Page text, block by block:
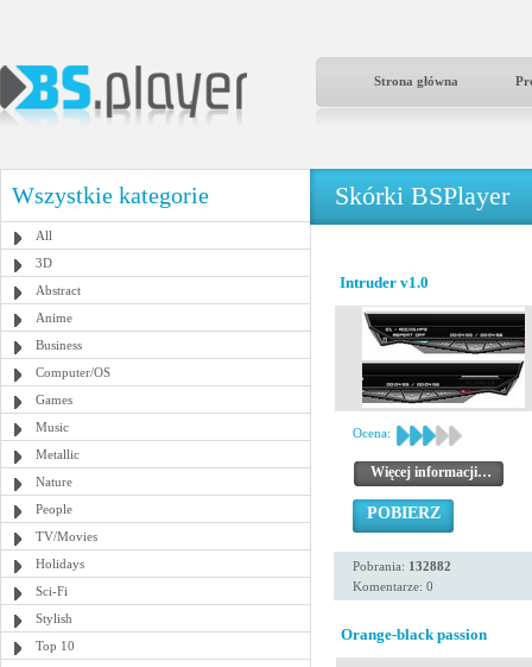
Strona główna
Wszystkie kategorie
All
3D
Abstract
Anime
Business
Computer/OS
Games
Music
Metallic
Nature
People
TV/Movies
Holidays
Sci-Fi
Stylish
Top 10
Skórki BSPlayer
Intruder v1.0
Ocena:
Więcej informacji…
POBIERZ
Pobrania: 132882
Komentarze: 0
Orange-black passion